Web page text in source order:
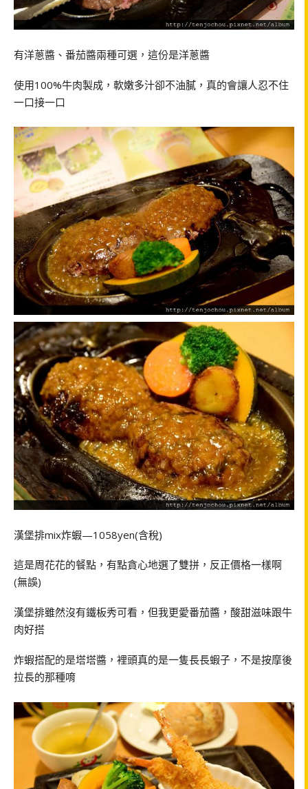
有洋蔥醬、番茄醬兩種可選，這份是洋蔥醬
使用100%牛肉製成，軟嫩多汁卻不油膩，真的會讓人忍不住
一口接一口
漢堡排mix炸蝦—1058yen(含稅)
這是周花花的餐點，有點貪心地選了雙拼，反正價格一樣啊
(無誤)
漢堡排雖然沒有鐵板秀可看，但我更愛番茄醬，酸甜滋味跟牛
肉好搭
炸蝦搭配的是塔塔醬，裡頭真的是一隻長長蝦子，不是按摩後
拉長的那種唷